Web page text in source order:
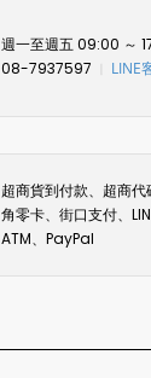
週一至週五 09:00 ～
08-7937597
LINE
超商貨到付款、超商
角零卡、街口支付、
ATM、PayPal